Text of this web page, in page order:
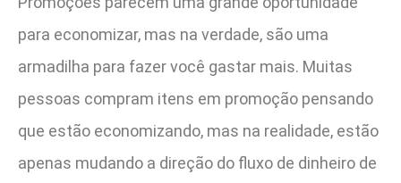
para economizar, mas na verdade, são uma
armadilha para fazer você gastar mais. Muitas
pessoas compram itens em promoção pensando
que estão economizando, mas na realidade, estão
apenas mudando a direção do fluxo de dinheiro de